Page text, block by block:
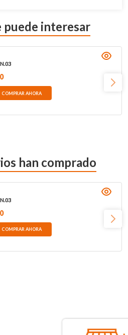
puede interesar
COMPRAR AHORA
han comprado
COMPRAR AHORA